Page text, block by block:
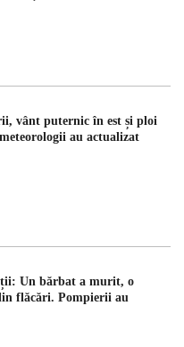
vânt puternic în est și ploi
au actualizat
Un bărbat a murit, o
flăcări. Pompierii au